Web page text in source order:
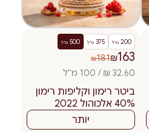
500 מ"ל 375 מ"ל 200 מ"ל
₪163
₪181
32.60 ₪ / 100 מ"ל
ביטר רימון וקליפות רימון
40% אלכוהול 2022
יותר